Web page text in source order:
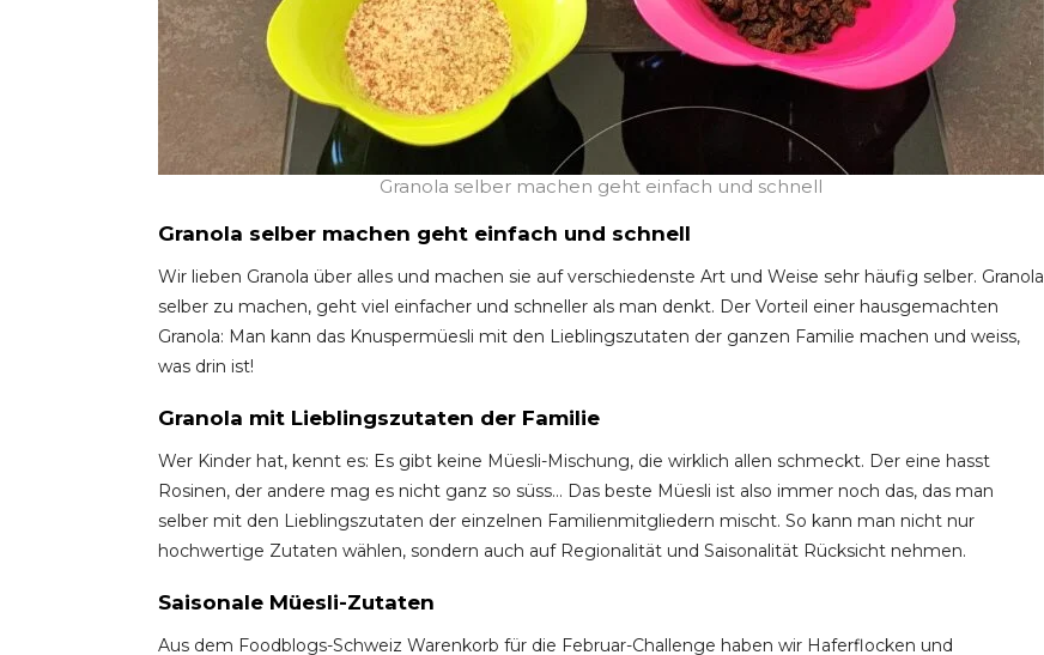
Granola selber machen geht einfach und schnell
Granola selber machen geht einfach und schnell
Wir lieben Granola über alles und machen sie auf verschiedenste Art und Weise sehr häufig selber. Granola
selber zu machen, geht viel einfacher und schneller als man denkt. Der Vorteil einer hausgemachten
Granola: Man kann das Knuspermüesli mit den Lieblingszutaten der ganzen Familie machen und weiss,
was drin ist!
Granola mit Lieblingszutaten der Familie
Wer Kinder hat, kennt es: Es gibt keine Müesli-Mischung, die wirklich allen schmeckt. Der eine hasst
Rosinen, der andere mag es nicht ganz so süss… Das beste Müesli ist also immer noch das, das man
selber mit den Lieblingszutaten der einzelnen Familienmitgliedern mischt. So kann man nicht nur
hochwertige Zutaten wählen, sondern auch auf Regionalität und Saisonalität Rücksicht nehmen.
Saisonale Müesli-Zutaten
Aus dem Foodblogs-Schweiz Warenkorb für die Februar-Challenge haben wir Haferflocken und